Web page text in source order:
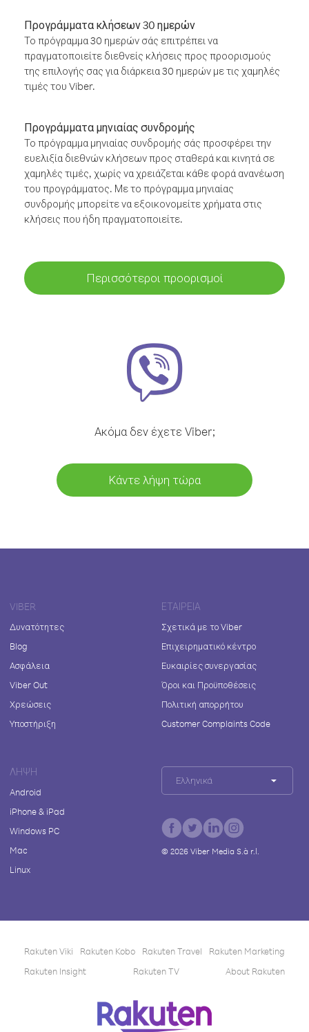
Προγράμματα κλήσεων 30 ημερών
Το πρόγραμμα 30 ημερών σάς επιτρέπει να
πραγματοποιείτε διεθνείς κλήσεις προς προορισμούς
της επιλογής σας για διάρκεια 30 ημερών με τις χαμηλές
τιμές του Viber.
Προγράμματα μηνιαίας συνδρομής
Το πρόγραμμα μηνιαίας συνδρομής σάς προσφέρει την
ευελιξία διεθνών κλήσεων προς σταθερά και κινητά σε
χαμηλές τιμές, χωρίς να χρειάζεται κάθε φορά ανανέωση
του προγράμματος. Με το πρόγραμμα μηνιαίας
συνδρομής μπορείτε να εξοικονομείτε χρήματα στις
κλήσεις που ήδη πραγματοποιείτε.
Περισσότεροι προορισμοί
Ακόμα δεν έχετε Viber;
Κάντε λήψη τώρα
VIBER
Δυνατότητες
Blog
Ασφάλεια
Viber Out
Χρεώσεις
Υποστήριξη
ΕΤΑΙΡΕΊΑ
Σχετικά με το Viber
Επιχειρηματικό κέντρο
Ευκαιρίες συνεργασίας
Όροι και Προϋποθέσεις
Πολιτική απορρήτου
Customer Complaints Code
ΛΉΨΗ
Android
iPhone & iPad
Windows PC
Mac
Linux
Ελληνικά
© 2026Viber Media S.à r.l.
Rakuten Viki Rakuten Kobo Rakuten Travel
Rakuten Marketing
Rakuten Insight
Rakuten TV About Rakuten